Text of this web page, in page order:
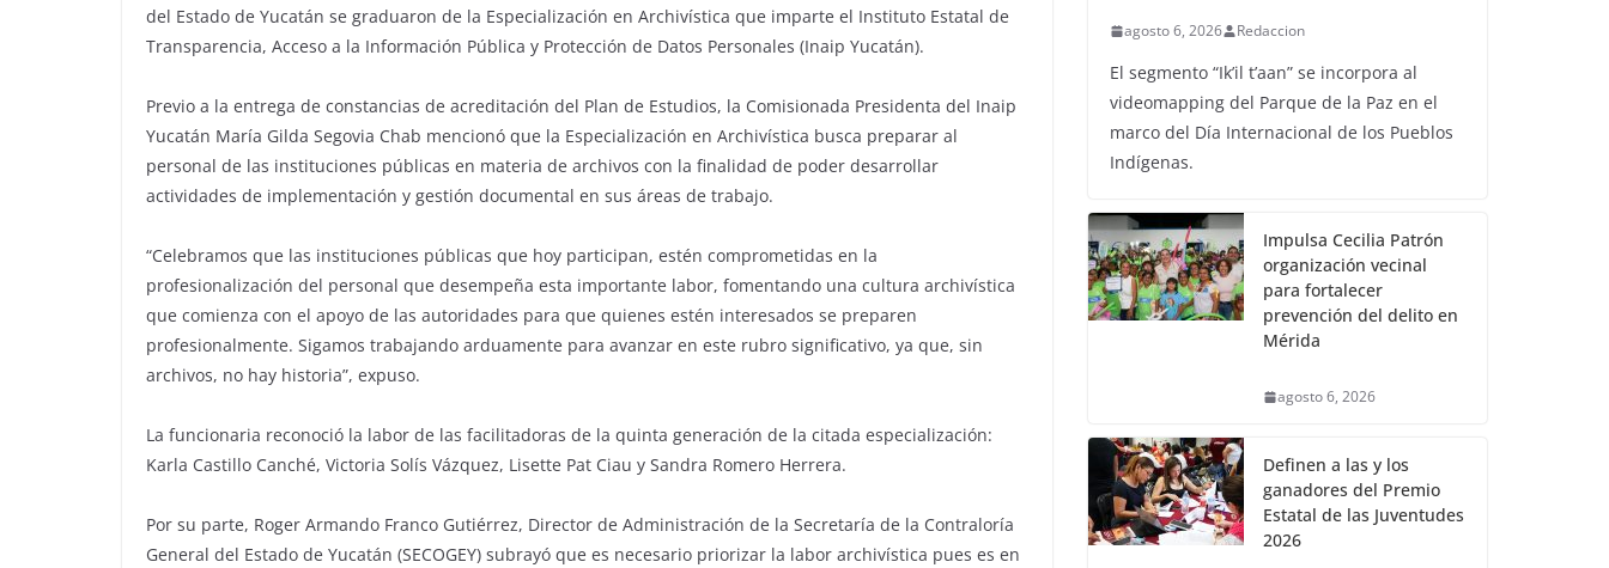
del Estado de Yucatán se graduaron de la Especialización en Archivística que imparte el Instituto Estatal de
Transparencia, Acceso a la Información Pública y Protección de Datos Personales (Inaip Yucatán).
Previo a la entrega de constancias de acreditación del Plan de Estudios, la Comisionada Presidenta del Inaip
Yucatán María Gilda Segovia Chab mencionó que la Especialización en Archivística busca preparar al
personal de las instituciones públicas en materia de archivos con la finalidad de poder desarrollar
actividades de implementación y gestión documental en sus áreas de trabajo.
“Celebramos que las instituciones públicas que hoy participan, estén comprometidas en la
profesionalización del personal que desempeña esta importante labor, fomentando una cultura archivística
que comienza con el apoyo de las autoridades para que quienes estén interesados se preparen
profesionalmente. Sigamos trabajando arduamente para avanzar en este rubro significativo, ya que, sin
archivos, no hay historia”, expuso.
La funcionaria reconoció la labor de las facilitadoras de la quinta generación de la citada especialización:
Karla Castillo Canché, Victoria Solís Vázquez, Lisette Pat Ciau y Sandra Romero Herrera.
Por su parte, Roger Armando Franco Gutiérrez, Director de Administración de la Secretaría de la Contraloría
General del Estado de Yucatán (SECOGEY) subrayó que es necesario priorizar la labor archivística pues es en
agosto 6, 2026 Redaccion
El segmento “Ik’il t’aan” se incorpora al
videomapping del Parque de la Paz en el
marco del Día Internacional de los Pueblos
Indígenas.
Impulsa Cecilia Patrón
organización vecinal
para fortalecer
prevención del delito en
Mérida
agosto 6, 2026
Definen a las y los
ganadores del Premio
Estatal de las Juventudes
2026